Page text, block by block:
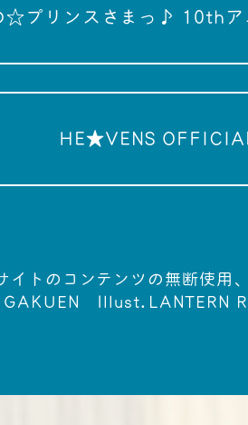
☆プリンスさまっ♪ 10thア
HE★VENS
イトのコンテンツの無断使用
GAKUEN Illust.LANTERN